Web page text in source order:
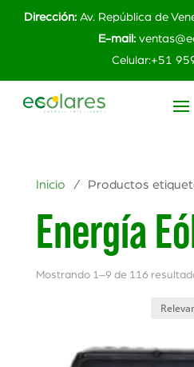
Dirección: Av. República de
E-mail:
Celular:+51
Inicio / Productos
Energía
Mostrando 1–9 de 116